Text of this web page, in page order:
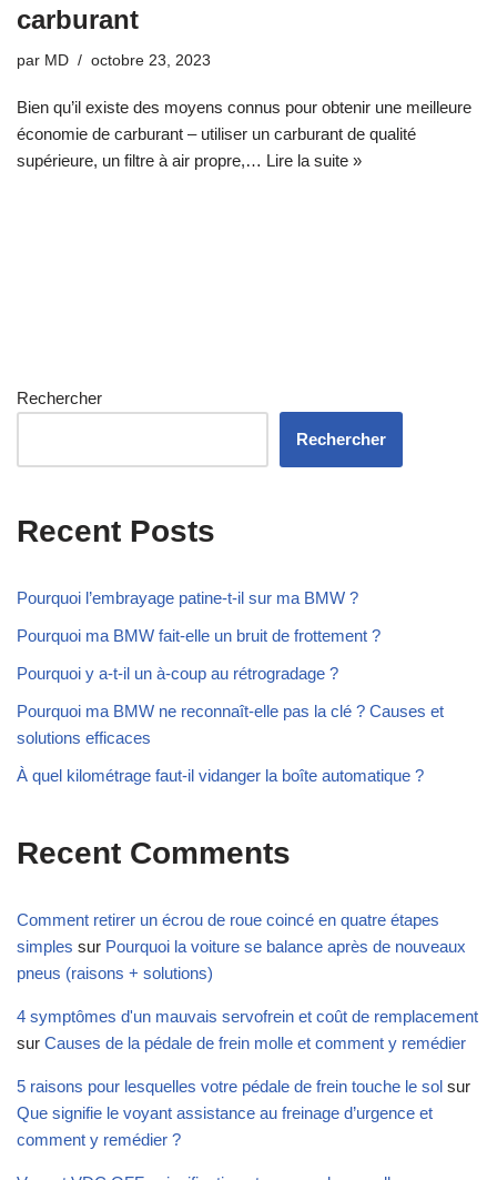
carburant
par MD octobre 23, 2023
Bien qu’il existe des moyens connus pour obtenir une meilleure
économie de carburant – utiliser un carburant de qualité
supérieure, un filtre à air propre,… Lire la suite »
Rechercher
Rechercher
Recent Posts
Pourquoi l’embrayage patine-t-il sur ma BMW ?
Pourquoi ma BMW fait-elle un bruit de frottement ?
Pourquoi y a-t-il un à-coup au rétrogradage ?
Pourquoi ma BMW ne reconnaît-elle pas la clé ? Causes et
solutions efficaces
À quel kilométrage faut-il vidanger la boîte automatique ?
Recent Comments
Comment retirer un écrou de roue coincé en quatre étapes
simples sur Pourquoi la voiture se balance après de nouveaux
pneus (raisons + solutions)
4 symptômes d'un mauvais servofrein et coût de remplacement
sur Causes de la pédale de frein molle et comment y remédier
5 raisons pour lesquelles votre pédale de frein touche le sol sur
Que signifie le voyant assistance au freinage d’urgence et
comment y remédier ?